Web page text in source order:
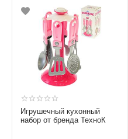
Игрушечный кухонный
набор от бренда ТехноК